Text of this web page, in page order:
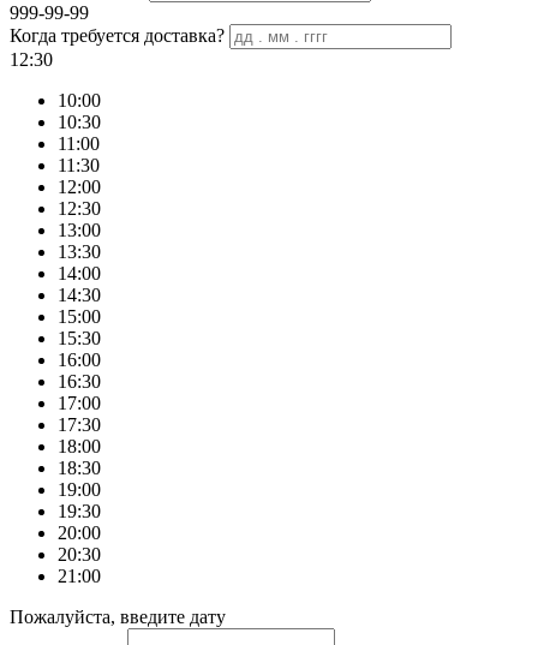
999-99-99
Когда требуется доставка?
12:30
10:00
10:30
11:00
11:30
12:00
12:30
13:00
13:30
14:00
14:30
15:00
15:30
16:00
16:30
17:00
17:30
18:00
18:30
19:00
19:30
20:00
20:30
21:00
Пожалуйста, введите дату